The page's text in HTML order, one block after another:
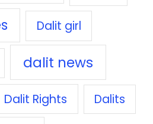
Dalit girl
dalit news
Dalit Rights Dalits